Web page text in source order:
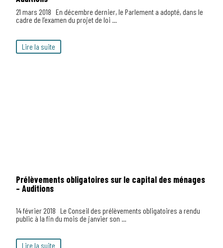
21 mars 2018 En décembre dernier, le Parlement a adopté, dans le
cadre de l’examen du projet de loi …
Lire la suite
Prélèvements obligatoires sur le capital des ménages
– Auditions
14 février 2018 Le Conseil des prélèvements obligatoires a rendu
public à la fin du mois de janvier son …
Lire la suite